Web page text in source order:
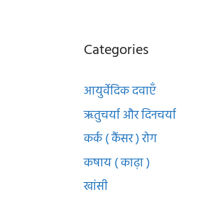
Categories
आयुर्वेदिक दवाएँ
ऋतुचर्या और दिनचर्या
कर्क ( कैंसर ) रोग
कषाय ( काढ़ा )
खांसी